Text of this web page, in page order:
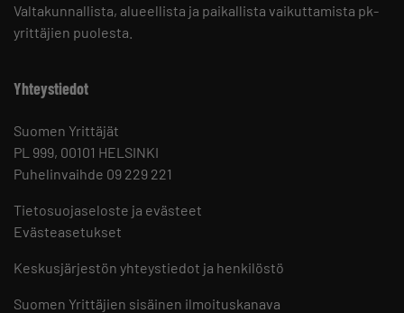
Valtakunnallista, alueellista ja paikallista vaikuttamista pk-
yrittäjien puolesta.
Yhteystiedot
Suomen Yrittäjät
PL 999, 00101 HELSINKI
Puhelinvaihde 09 229 221
Tietosuojaseloste ja evästeet
Evästeasetukset
Keskusjärjestön yhteystiedot ja henkilöstö
Suomen Yrittäjien sisäinen ilmoituskanava